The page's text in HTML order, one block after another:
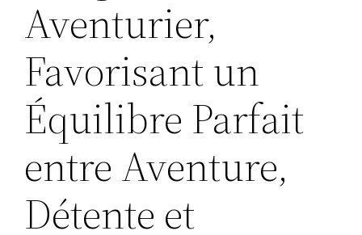
Aventurier,
Favorisant un
Équilibre Parfait
entre Aventure,
Détente et